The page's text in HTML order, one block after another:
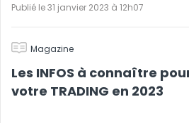
Publié le 31 janvier 2023 à 12h07
Magazine
Les INFOS à connaître
votre TRADING en 2023